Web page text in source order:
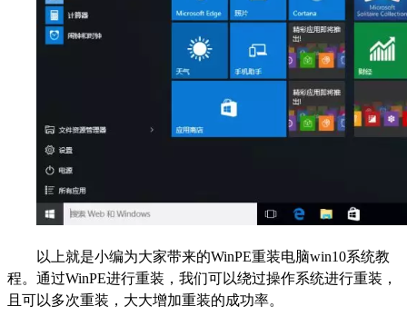
以上就是小编为大家带来的WinPE重装电脑win10系统教
程。通过WinPE进行重装，我们可以绕过操作系统进行重装，
且可以多次重装，大大增加重装的成功率。